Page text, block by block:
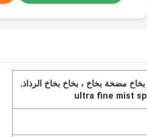
مضخة بخاخ ، بخاخ بخاخ الرذاذ,
ultra fine mist